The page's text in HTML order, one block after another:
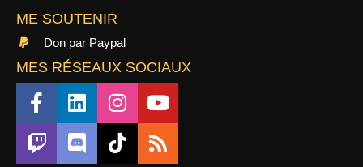
ME SOUTENIR
Don par Paypal
MES RÉSEAUX SOCIAUX